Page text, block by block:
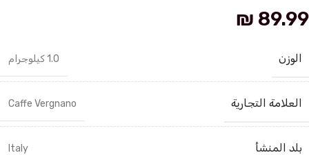
₪ 89.99
الوزن 1.0 كيلوجرام
العلامة التجارية Caffe Vergnano
بلد المنشأ Italy